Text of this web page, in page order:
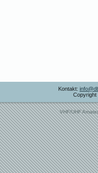
Kontakt:
VHF/UHF